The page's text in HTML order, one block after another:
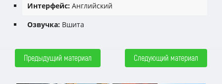
Интерфейс: Английский
Озвучка: Вшита
Предыдущий материал Следующий материал